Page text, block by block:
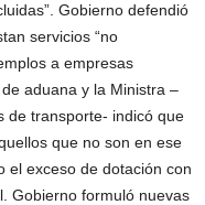
Gobierno defendió
servicios “no
a empresas
aduana y la Ministra –
de transporte- indicó que
que no son en ese
el exceso de dotación con
Gobierno formuló nuevas